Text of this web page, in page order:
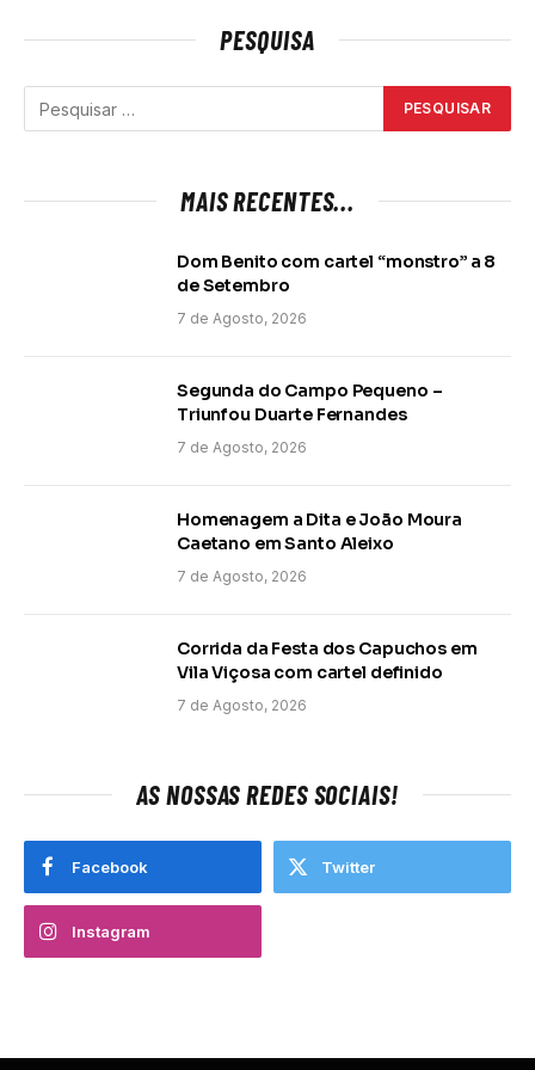
PESQUISA
MAIS RECENTES...
Dom Benito com cartel “monstro” a 8
de Setembro
7 de Agosto, 2026
Segunda do Campo Pequeno –
Triunfou Duarte Fernandes
7 de Agosto, 2026
Homenagem a Dita e João Moura
Caetano em Santo Aleixo
7 de Agosto, 2026
Corrida da Festa dos Capuchos em
Vila Viçosa com cartel definido
7 de Agosto, 2026
AS NOSSAS REDES SOCIAIS!
Facebook Twitter
Instagram